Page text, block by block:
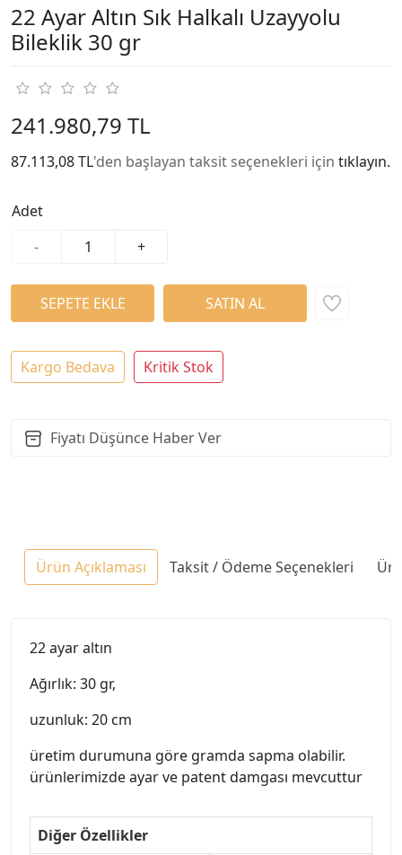
22 Ayar Altın Sık Halkalı Uzayyolu
Bileklik 30 gr
241.980,79 TL
87.113,08 TL'den başlayan taksit seçenekleri için tıklayın.
Adet
-
+
Kargo Bedava Kritik Stok
Fiyatı Düşünce Haber Ver
Ürün Açıklaması Taksit / Ödeme Seçenekleri
22 ayar altın
Ağırlık: 30 gr,
uzunluk: 20 cm
üretim durumuna göre gramda sapma olabilir.
ürünlerimizde ayar ve patent damgası mevcuttur
Diğer Özellikler